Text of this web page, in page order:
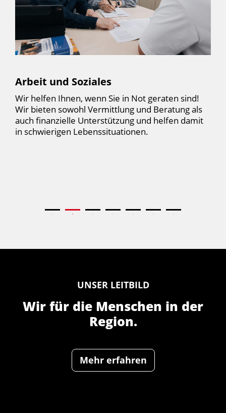
Arbeit und Soziales
Wir helfen Ihnen, wenn Sie in Not geraten sind!
Wir bieten sowohl Vermittlung und Beratung als
auch finanzielle Unterstützung und helfen damit
in schwierigen Lebenssituationen.
UNSER LEITBILD
Wir für die Menschen in der
Region.
Mehr erfahren